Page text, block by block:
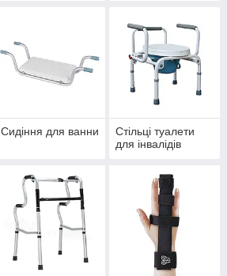
Сидіння для ванни
Стільці туалети
для інвалідів